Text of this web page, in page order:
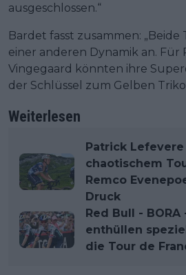
ausgeschlossen.“
Bardet fasst zusammen:
einer anderen Dynamik an. Für
Vingegaard könnten ihre
der Schlüssel zum Gelben
Weiterlesen
Patrick
chaotischem
Remco
Druck
Red Bull -
enthüllen
die Tour de